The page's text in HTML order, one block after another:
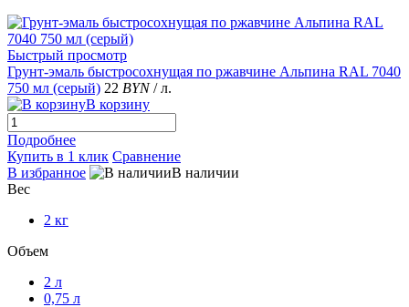
Быстрый просмотр
Грунт-эмаль быстросохнущая по ржавчине Альпина RAL 7040
750 мл (серый) 22 BYN / л.
В корзину
Подробнее
Купить в 1 клик Сравнение
В избранное
В наличии
Вес
2 кг
Объем
2 л
0,75 л